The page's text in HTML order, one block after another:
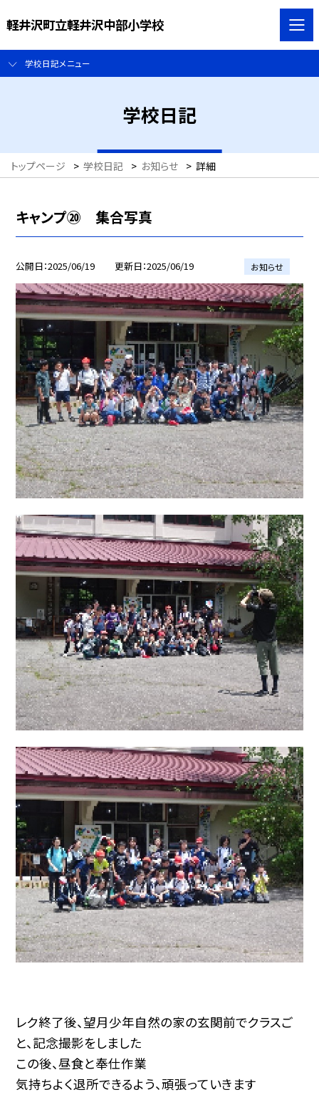
軽井沢町立軽井沢中部小学校
学校日記メニュー
学校日記
トップページ > 学校日記 > お知らせ > 詳細
キャンプ⑳ 集合写真
公開日 2025/06/19 更新日 2025/06/19 お知らせ
レク終了後、望月少年自然の家の玄関前でクラスご
と、記念撮影をしました
この後、昼食と奉仕作業
気持ちよく退所できるよう、頑張っていきます